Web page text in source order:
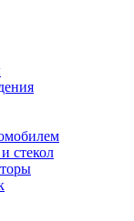
стекол